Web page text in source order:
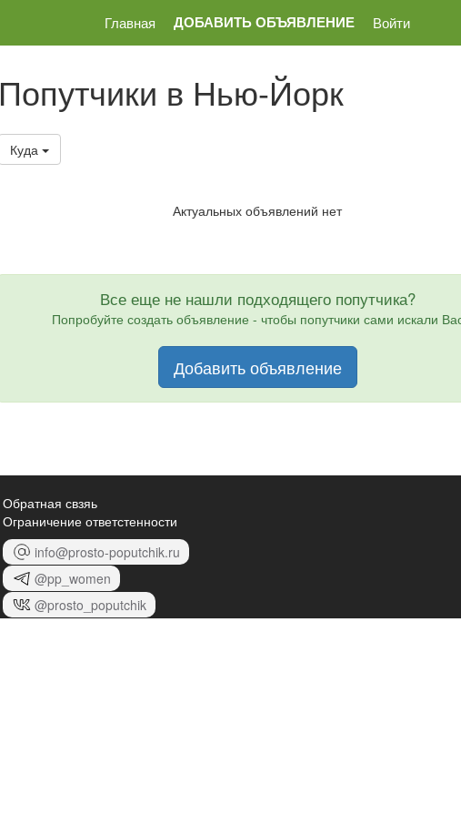
Главная ДОБАВИТЬ ОБЪЯВЛЕНИЕ Войти
Попутчики в Нью-Йорк
Куда
Актуальных объявлений нет
Все еще не нашли подходящего попутчика?
Попробуйте создать объявление - чтобы попутчики сами искали
Добавить объявление
Обратная свзяь
Ограничение ответстенности
info@prosto-poputchik.ru
@pp_women
@prosto_poputchik